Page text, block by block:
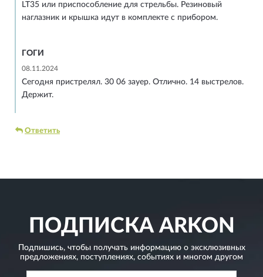
LT35 или приспособление для стрельбы. Резиновый
наглазник и крышка идут в комплекте с прибором.
ГОГИ
08.11.2024
Сегодня пристрелял. 30 06 зауер. Отлично. 14 выстрелов.
Держит.
Ответить
ПОДПИСКАARKON
Подпишись, чтобы получать информацию о эксклюзивных
предложениях, поступлениях, событиях и многом другом